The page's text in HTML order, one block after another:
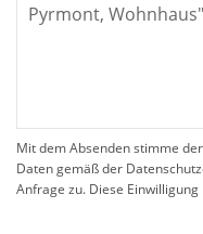
Mit dem Absenden stimme
Daten gemäß der
Anfrage zu. Diese